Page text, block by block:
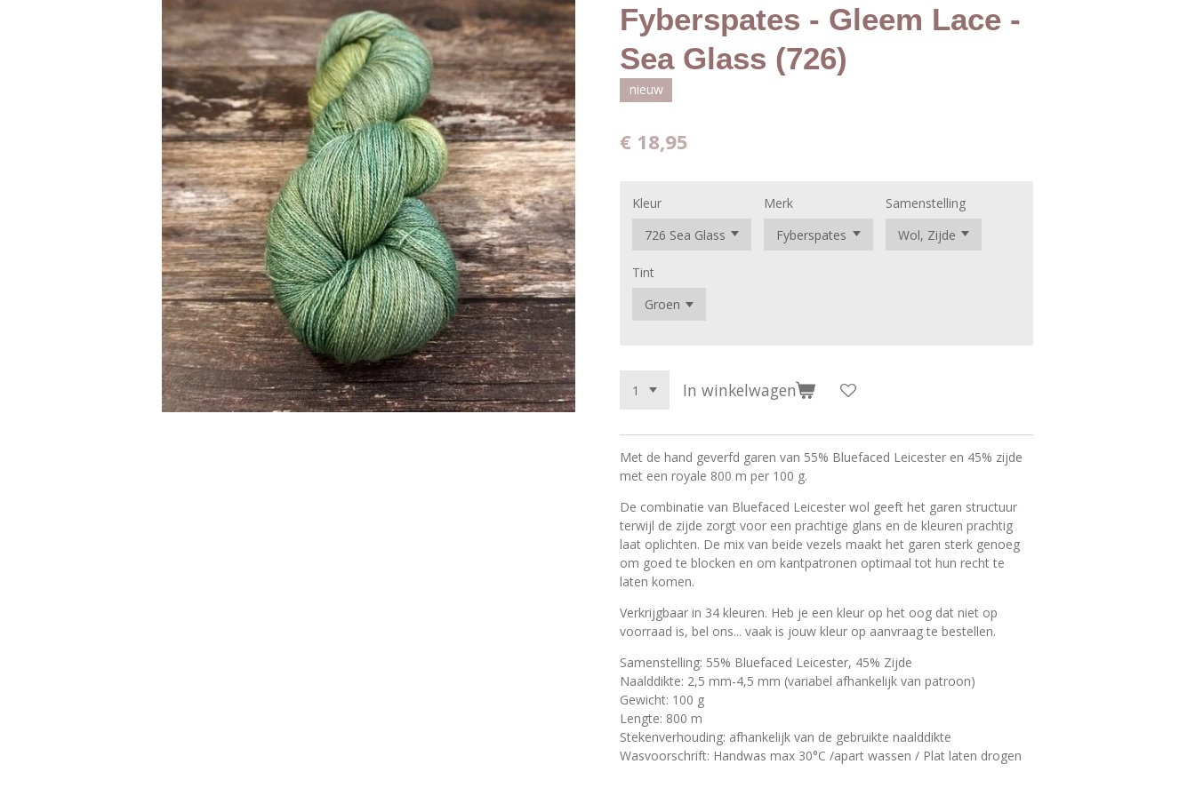
Fyberspates - Gleem Lace -
Sea Glass (726)
nieuw
€ 18,95
Kleur Merk Samenstelling
Tint
In winkelwagen
Met de hand geverfd garen van 55% Bluefaced Leicester en 45% zijde
met een royale 800 m per 100 g.
De combinatie van Bluefaced Leicester wol geeft het garen structuur
terwijl de zijde zorgt voor een prachtige glans en de kleuren prachtig
laat oplichten. De mix van beide vezels maakt het garen sterk genoeg
om goed te blocken en om kantpatronen optimaal tot hun recht te
laten komen.
Verkrijgbaar in 34 kleuren. Heb je een kleur op het oog dat niet op
voorraad is, bel ons... vaak is jouw kleur op aanvraag te bestellen.
Samenstelling: 55% Bluefaced Leicester, 45% Zijde
Naalddikte: 2,5 mm-4,5 mm (variabel afhankelijk van patroon)
Gewicht: 100 g
Lengte: 800 m
Stekenverhouding: afhankelijk van de gebruikte naalddikte
Wasvoorschrift: Handwas max 30°C /apart wassen / Plat laten drogen